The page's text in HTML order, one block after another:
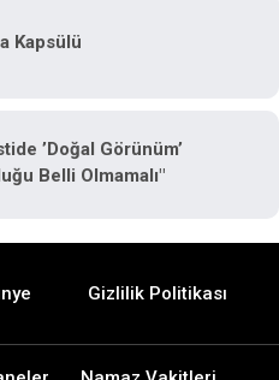
Kapsülü
’doğal Görünüm’
Belli Olmamalı"
Gizlilik Politikası